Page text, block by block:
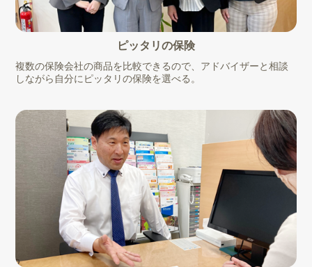
ピッタリの保険
複数の保険会社の商品を比較できるので、アドバイザーと相談
しながら自分にピッタリの保険を選べる。